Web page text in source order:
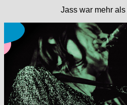
Jass war mehr